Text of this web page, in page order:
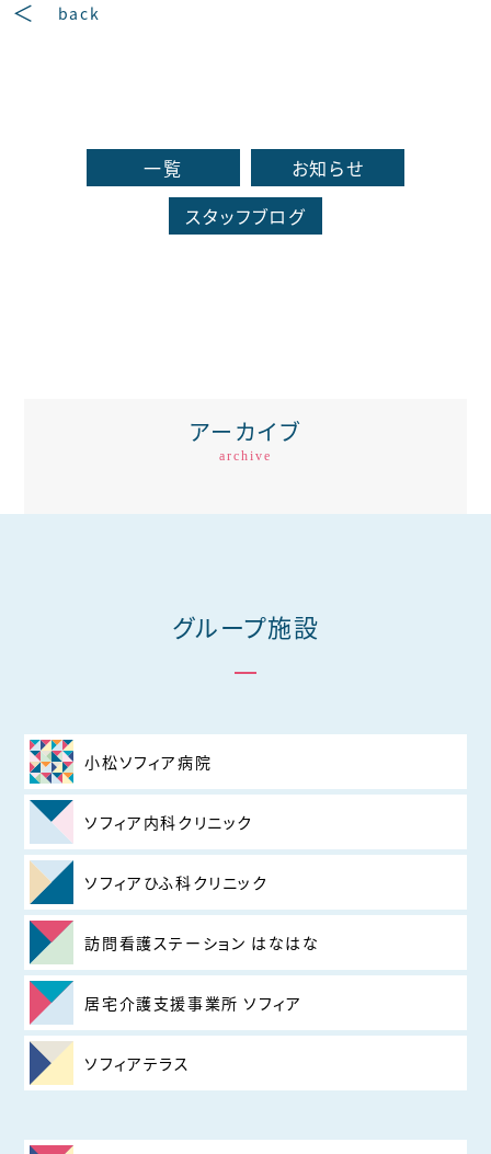
back
一覧
お知らせ
スタッフブログ
アーカイブ
archive
グループ施設
小松ソフィア病院
ソフィア内科クリニック
ソフィアひふ科クリニック
訪問看護ステーション はなはな
居宅介護支援事業所 ソフィア
ソフィアテラス